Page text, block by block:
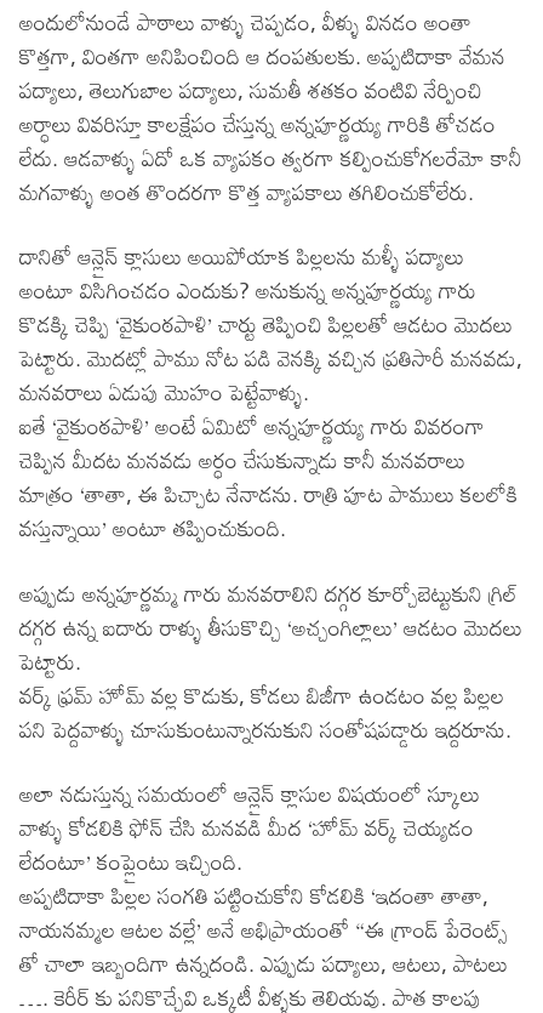
అందులోనుండే పాఠాలు వాళ్ళు చెప్పడం, వీళ్ళు వినడం అంతా
కొత్తగా, వింతగా అనిపించింది ఆ దంపతులకు. అప్పటిదాకా వేమన
పద్యాలు, తెలుగుబాల పద్యాలు, సుమతీ శతకం వంటివి నేర్పించి
అర్ధాలు వివరిస్తూ కాలక్షేపం చేస్తున్న అన్నపూర్ణయ్య గారికి తోచడం
లేదు. ఆడవాళ్ళు ఏదో ఒక వ్యాపకం త్వరగా కల్పించుకోగలరేమో కానీ
మగవాళ్ళు అంత తొందరగా కొత్త వ్యాపకాలు తగిలించుకోలేరు.
దానితో ఆన్లైన్ క్లాసులు అయిపోయాక పిల్లలను మళ్ళీ పద్యాలు
అంటూ విసిగించడం ఎందుకు? అనుకున్న అన్నపూర్ణయ్య గారు
కొడక్కి చెప్పి ‘వైకుంఠపాళి’ చార్టు తెప్పించి పిల్లలతో ఆడటం మొదలు
పెట్టారు. మొదట్లో పాము నోట పడి వెనక్కి వచ్చిన ప్రతిసారీ మనవడు,
మనవరాలు ఏడుపు మొహం పెట్టేవాళ్ళు.
ఐతే ‘వైకుంఠపాళి’ అంటే ఏమిటో అన్నపూర్ణయ్య గారు వివరంగా
చెప్పిన మీదట మనవడు అర్ధం చేసుకున్నాడు కానీ మనవరాలు
మాత్రం ‘తాతా, ఈ పిచ్చాట నేనాడను. రాత్రి పూట పాములు కలలోకి
వస్తున్నాయి’ అంటూ తప్పించుకుంది.
అప్పుడు అన్నపూర్ణమ్మ గారు మనవరాలిని దగ్గర కూర్చోబెట్టుకుని గ్రిల్
దగ్గర ఉన్న ఐదారు రాళ్ళు తీసుకొచ్చి ‘అచ్చంగిల్లాలు’ ఆడటం మొదలు
పెట్టారు.
వర్క్ ఫ్రమ్ హోమ్ వల్ల కొడుకు, కోడలు బిజీగా ఉండటం వల్ల పిల్లల
పని పెద్దవాళ్ళు చూసుకుంటున్నారనుకుని సంతోషపడ్డారు ఇద్దరూను.
అలా నడుస్తున్న సమయంలో ఆన్లైన్ క్లాసుల విషయంలో స్కూలు
వాళ్ళు కోడలికి ఫోన్ చేసి మనవడి మీద ‘హోమ్ వర్క్ చెయ్యడం
లేదంటూ’ కంప్లైంటు ఇచ్చింది.
అప్పటిదాకా పిల్లల సంగతి పట్టించుకోని కోడలికి ‘ఇదంతా తాతా,
నాయనమ్మల ఆటల వల్లే’ అనే అభిప్రాయంతో “ఈ గ్రాండ్ పేరెంట్స్
తో చాలా ఇబ్బందిగా ఉన్నదండి. ఎప్పుడు పద్యాలు, ఆటలు, పాటలు
…. కెరీర్ కు పనికొచ్చేవి ఒక్కటీ వీళ్ళకు తెలియవు. పాత కాలపు